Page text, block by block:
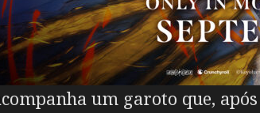
um garoto que,